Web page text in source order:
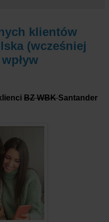
klientów
(wcześniej
BZ WBKSantander